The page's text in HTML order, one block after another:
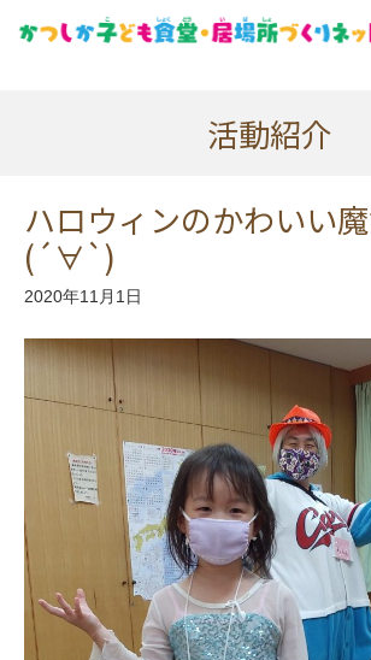
活動紹介
ハロウィンのかわいい
(´∀`)
2020年11月1日